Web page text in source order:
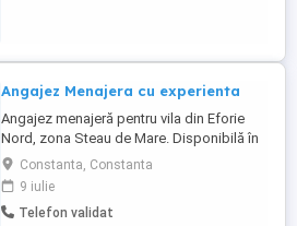
Angajez Menajera cu experienta
Angajez menajeră pentru vila din Eforie
Nord, zona Steau de Mare. Disponibilă în
timpul săptămânii și sau în weekend,
program full-time. Avem nevoie de
prepararea mâncării, curățenie de
întreținere, curățenie bucătărie, curățenie
Constanta, Constanta
9 iulie
Telefon validat